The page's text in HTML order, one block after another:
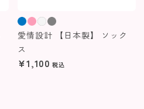
愛情設計 【日本製】 ソック
ス
¥1,100 税込